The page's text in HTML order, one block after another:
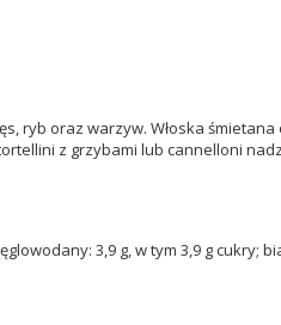
ryb oraz warzyw. Włoska śmietana
z grzybami lub cannelloni
3,9 g, w tym 3,9 g cukry;